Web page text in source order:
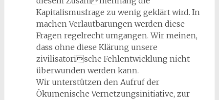
Kapitalismusfrage zu wenig geklärt wird. In
machen Verlautbarungen werden diese
Fragen regelrecht umgangen. Wir meinen,
dass ohne diese Klärung unsere
zivilisatorische Fehlentwicklung nicht
überwunden werden kann.
Wir unterstützen den Aufruf der
Ökumenische Vernetzungsinitiative, zur